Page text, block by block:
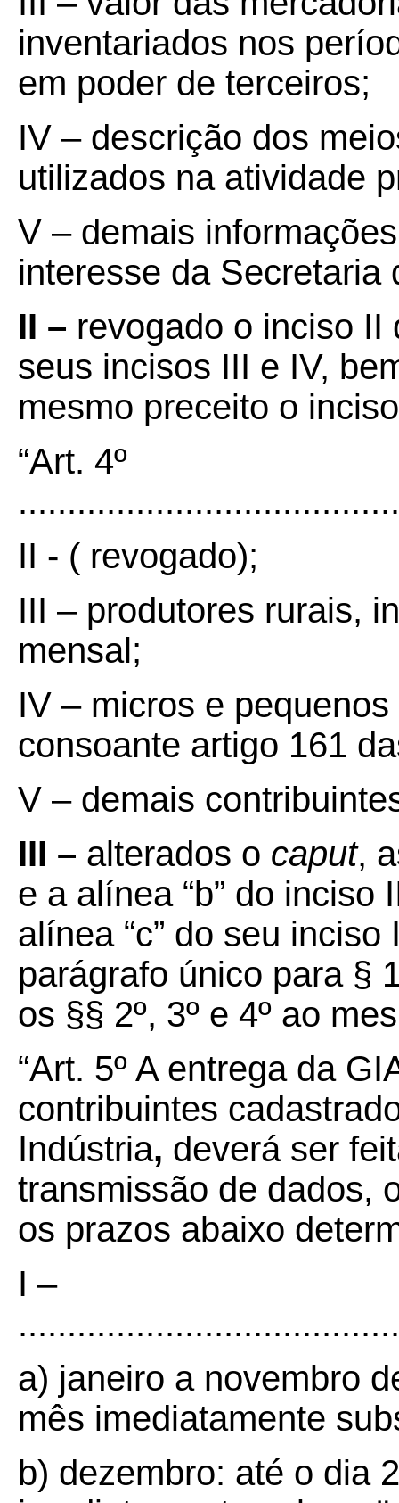
inventariados nos
em poder de terceiros;
IV – descrição dos
utilizados na atividade
V – demais
interesse da Secretaria
II – revogado o inciso II
seus incisos III e IV,
mesmo preceito o
“Art. 4º
II - ( revogado);
III – produtores rurais,
mensal;
IV – micros e
consoante artigo 161
V – demais
III – alterados o caput,
e a alínea “b” do inciso
alínea “c” do seu
parágrafo único para §
os §§ 2º, 3º e 4º ao
“Art. 5º A entrega da
contribuintes
Indústria, deverá ser
transmissão de dados,
os prazos abaixo
I –
a) janeiro a novembro
mês imediatamente
b) dezembro: até o dia